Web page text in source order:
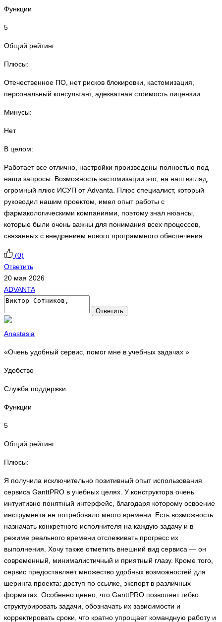
Функции
5
Общий рейтинг
Плюсы:
Отечественное ПО, нет рисков блокировки, кастомизация,
персональный консультант, адекватная стоимость лицензии
Минусы:
Нет
В целом:
Работает все отлично, настройки произведены полностью под
наши запросы. Возможность кастомизации это, на наш взгляд,
огромный плюс ИСУП от Аdvanta. Плюс специалист, который
руководил нашим проектом, имел опыт работы с
фармакологическими компаниями, поэтому знал нюансы,
которые были очень важны для понимания всех процессов,
связанных с внедрением нового программного обеспечения.
(0)
Ответить
20 мая 2026
ADVANTA
Ответить
Anastasia
«Очень удобный сервис, помог мне в учебных задачах »
Удобство
Служба поддержки
Функции
5
Общий рейтинг
Плюсы:
Я получила исключительно позитивный опыт использования
сервиса GanttPRO в учебных целях. У конструктора очень
интуитивно понятный интерфейс, благодаря которому освоение
инструмента не потребовало много времени. Есть возможность
назначать конкретного исполнителя на каждую задачу и в
режиме реального времени отслеживать прогресс их
выполнения. Хочу также отметить внешний вид сервиса — он
современный, минималистичный и приятный глазу. Кроме того,
сервис предоставляет множество удобных возможностей для
шеринга проекта: доступ по ссылке, экспорт в различных
форматах. Особенно ценно, что GanttPRO позволяет гибко
структурировать задачи, обозначать их зависимости и
корректировать сроки, что кратно упрощает командную работу и